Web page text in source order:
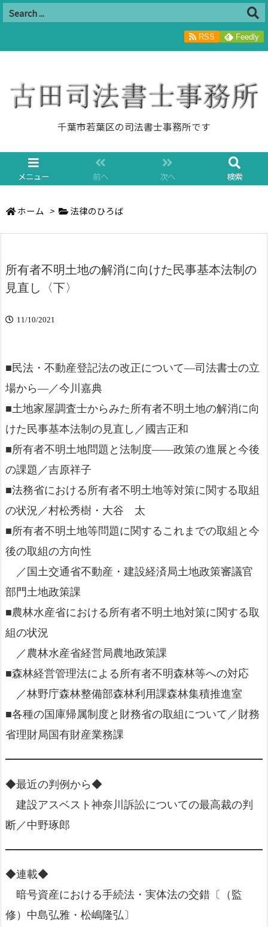
千葉市若葉区の司法書士事務所です
メニュー 前へ 次へ 検索
RSS Feedly
ホーム > 法律のひろば
所有者不明土地の解消に向けた民事基本法制の
見直し〈下〉
11/10/2021
■民法・不動産登記法の改正について―司法書士の立
場から―／今川嘉典
■土地家屋調査士からみた所有者不明土地の解消に向
けた民事基本法制の見直し／國吉正和
■所有者不明土地問題と法制度――政策の進展と今後
の課題／吉原祥子
■法務省における所有者不明土地等対策に関する取組
の状況／村松秀樹・大谷 太
■所有者不明土地等問題に関するこれまでの取組と今
後の取組の方向性
／国土交通省不動産・建設経済局土地政策審議官
部門土地政策課
■農林水産省における所有者不明土地対策に関する取
組の状況
／農林水産省経営局農地政策課
■森林経営管理法による所有者不明森林等への対応
／林野庁森林整備部森林利用課森林集積推進室
■各種の国庫帰属制度と財務省の取組について／財務
省理財局国有財産業務課
◆最近の判例から◆
建設アスベスト神奈川訴訟についての最高裁の判
断／中野琢郎
◆連載◆
暗号資産における手続法・実体法の交錯〔（監
修）中島弘雅・松嶋隆弘〕